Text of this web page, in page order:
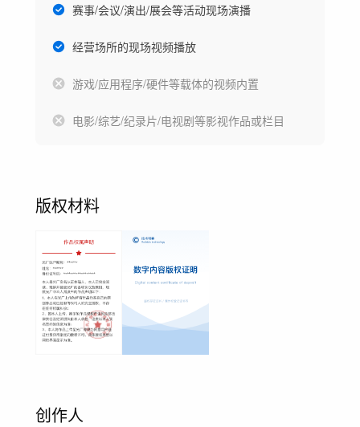
赛事/会议/演出/展会等活动现场演播
经营场所的现场视频播放
游戏/应用程序/硬件等载体的视频内置
电影/综艺/纪录片/电视剧等影视作品或栏目
版权材料
创作人